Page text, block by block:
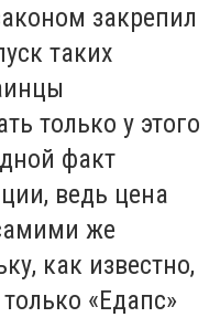
закрепил
таких
только у этого
факт
ведь цена
же
как известно,
«Едапс»